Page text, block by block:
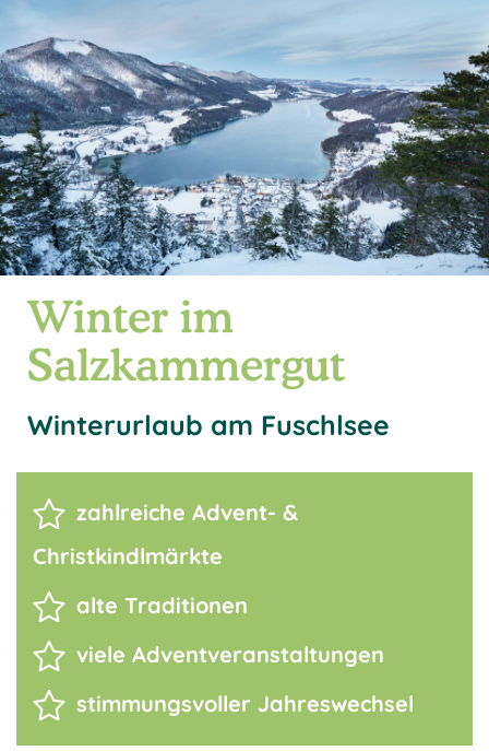
Winter im
Salzkammergut
Winterurlaub am Fuschlsee
zahlreiche Advent- &
Christkindlmärkte
alte Traditionen
viele Adventveranstaltungen
stimmungsvoller Jahreswechsel